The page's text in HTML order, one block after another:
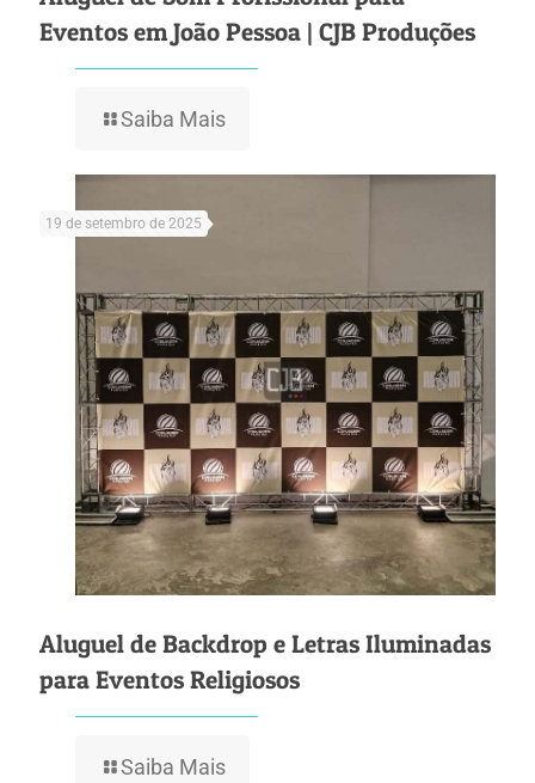
Eventos em João Pessoa | CJB Produções
Saiba Mais
19 de setembro de 2025
Aluguel de Backdrop e Letras Iluminadas
para Eventos Religiosos
Saiba Mais